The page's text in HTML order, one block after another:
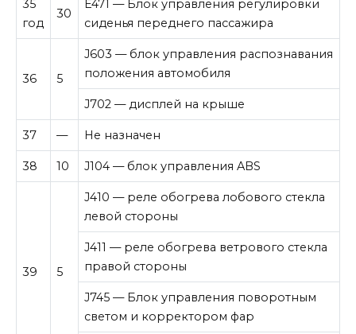
35
год
30
E471 — Блок управления регулировки
сиденья переднего пассажира
36 5
J603 — блок управления распознавания
положения автомобиля
J702 — дисплей на крыше
37 — Не назначен
38 10 J104 — блок управления ABS
39 5
J410 — реле обогрева лобового стекла
левой стороны
J411 — реле обогрева ветрового стекла
правой стороны
J745 — Блок управления поворотным
светом и корректором фар